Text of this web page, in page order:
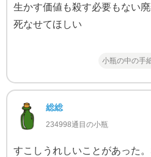
生かす価値も殺す必要もない
死なせてほしい
小瓶の中の手
総総
234998通目の小瓶
すこしうれしいことがあった